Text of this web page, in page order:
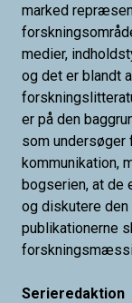
marked
medier,
og det er blandt
er på den
som
kommunikation,
bogserien, at de
og diskutere
publikationerne
Serieredaktion